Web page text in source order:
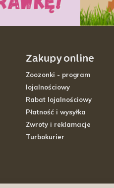
Zakupy online
Zoozonki - program
lojalnościowy
Rabat lojalnościowy
Płatność i wysyłka
Zwroty i reklamacje
Turbokurier